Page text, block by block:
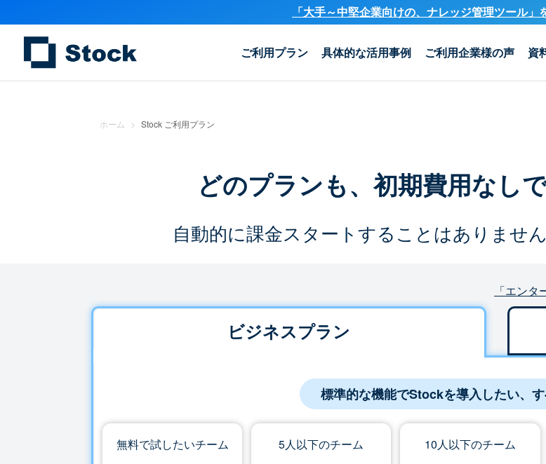
「大手～中堅企業向けの、ナレッジ管理ツール」
ご利用プラン 具体的な活用事例 ご利用企業様の声 資
ホーム > Stock ご利用プラン
どのプランも、初期費用なし
自動的に課金スタートすることはありませ
「エン
ビジネスプラン
標準的な機能でStockを導入したい、
無料で試したいチーム 5人以下のチーム 10人以下のチーム